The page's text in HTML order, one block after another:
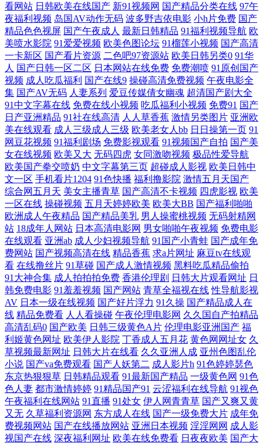
91ri精品 四虎影院最新网址 欧美一级A片视频 黑人黄色网 超碰操人妻 97
资源色 综合精品系列 熟妇视频91 欧美激情28p 国产午夜在线观看 国内福
利视频 成人自拍网 aaAV成人看片 在线黄色网 日韩三级在线网址 日韩美
123视频 美女在线抠逼 狠狠撸视频大导航 超碰碰成人 肏屄大香蕉 Ts伪娘
自慰系列 91白丝网站 午夜影院成人av 亚洲色图导航 天堂资源成人网站 日
韩欧美岛国 欧日韩123区 高清午夜福利影院 超碰免费91 91视频线上网站
亚洲成网站 日韩色片在线看 熟女AV免费观看 亚洲色图图 欧美肏屄电影
无码夜夜 人人爱人人操 狼人AV最新 久草最新在线资源 国产精品吃瓜视频
avcom久爱 超碰地址99 91专区在线观看 超碰97人免费 99热视 欧美中出 欧
美第一页 麻豆www 韩国黄色片三级 福利视频合集 wwwcnAV 91黄色直播
网站 91韩国成人TV 伊人撸久久 无码不卡一区二区 日韩干逼网 青娱乐聚
色伦 男人午夜剧场AB 韩日黄色网址 成人另类免费视频 成人九一观看入
口 ts性爱网 91视频观看 91社区观看 影音先锋俺去啦 香蕉观频 少妇手淫
欧洲狠艹 久久停停 韩国AA毛片 成人网视频 超碰日本成人 超碰人人摸干
97亚洲综合 91黄色大片 亚洲色色 少妇午夜激情 日本尤物电影二级 丝袜足
看网站 日韩欧美在线国产 新91视频网 国产精品分类在线 97午
夜福利视频 岛国AV动作无码 波多野吉依电影 小h片免费 国产
精品色色视屏 国产午夜成人 最新日韩精品 91福利视频导航 欧
美喷水影院 91爱爱视频 欧美色图论坛 91榴莲小视频 国产高清
一卡新区 国产看片资源 二色吧97资源站 欧美日韩另类0 91华
人 国产日韩一区二区 日本网站在线免费 免费潮喷 91原创国产
视频 成人吃瓜福利 国产在线9 操碰高清免费视频 午夜电影全
集 国产AV无码 人妻系列 爱豆传媒倩女幽魂 超清国产剧大全
91中文字幕在线 免费在线小视频 吃瓜福利小视频 免费91 国产
日产亚洲精品 91社在线高清 人人草香蕉 激情另类图片 亚洲欧
美在线观看 成人三级成人三级 欧美老女人bb 日日操第一页 91
网豆花视频 91福利剧场 免费影视观看 91视频国产自拍 国产美
女在线视频 欧美又大 无码四虎 女同激吻视频 极品性爱导航
欧美国产拳交喷奶 中文字幕第三页 超碰成人影视 欧美日韩中
文一区 手机看片1204 91色快播 福利撸影院 激情五月天国产
综合网五月天 美女主播青草 国产高清不卡视频 四虎影视 欧美
一区在线 操碰视频 五月天婷婷欧美 欧美大BB 国产福利啪啪
欧洲成人午夜精品 国产精品美乳 男人操蜜桃视频 无码射精网
站 18成年人网站 日本高清电影网 男女啪啪午夜视频 免费电影
在线观看 亚洲ab 成人少妇视频导航 91国产小青蛙 国产成年免
费网站 国产视频高清在线 精品香蕉 求a片网址 麻豆tv在线观
看 在线撸丝片 91草碰 国产成人激情视频 黑料吃瓜精品偷拍
91大神合集 成人拍拍拍免费 香港伦理剧 日韩大片观看网址 日
韩免费电影 91羞羞视频 国产网站 青草全福视在线 性导航影视
AV 日本一级在线视频 国产好片浮力 91久操 国产精品成人在
线 精品免费看 人人看操碰 午夜伦理电影网 久久国自产拍精品
高清乱码0 国产欧美 日韩三级黄色A片 伦理电影亚洲国产 福
利姬黄色网址 欧美伊人影院 丁香成人五月花 黄色网网址女 久
草视频最新网址 日韩大片在线看 久久亚洲人成 亚州色图乱伦
小说 国产va免费观看 国产人妖第二 成人影片h 91色婷婷瑟色
东京热狠狠草 日韩精品观看 91最新国产精品 一级黄色网 91色
色人妻 都市激情婷婷 91精品国产91 云涩福利在线导航 91视色
午夜福利在线网站 91直播 91处女 伊人网青青草 国产又爽又黄
又无 久草福利资源网 东方成人在线 国产一级免费大片 成年免
费视频网站 国产在线播放网站 亚洲日本视频 淫淫网网 成人影
视国产在线 深夜福利网址 欧美在线免费看 日夜夜欧美 国产大